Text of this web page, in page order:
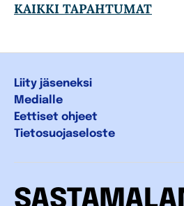
KAIKKI TAPAHTUMAT
Liity jäseneksi
Medialle
Eettiset ohjeet
Tietosuojaseloste